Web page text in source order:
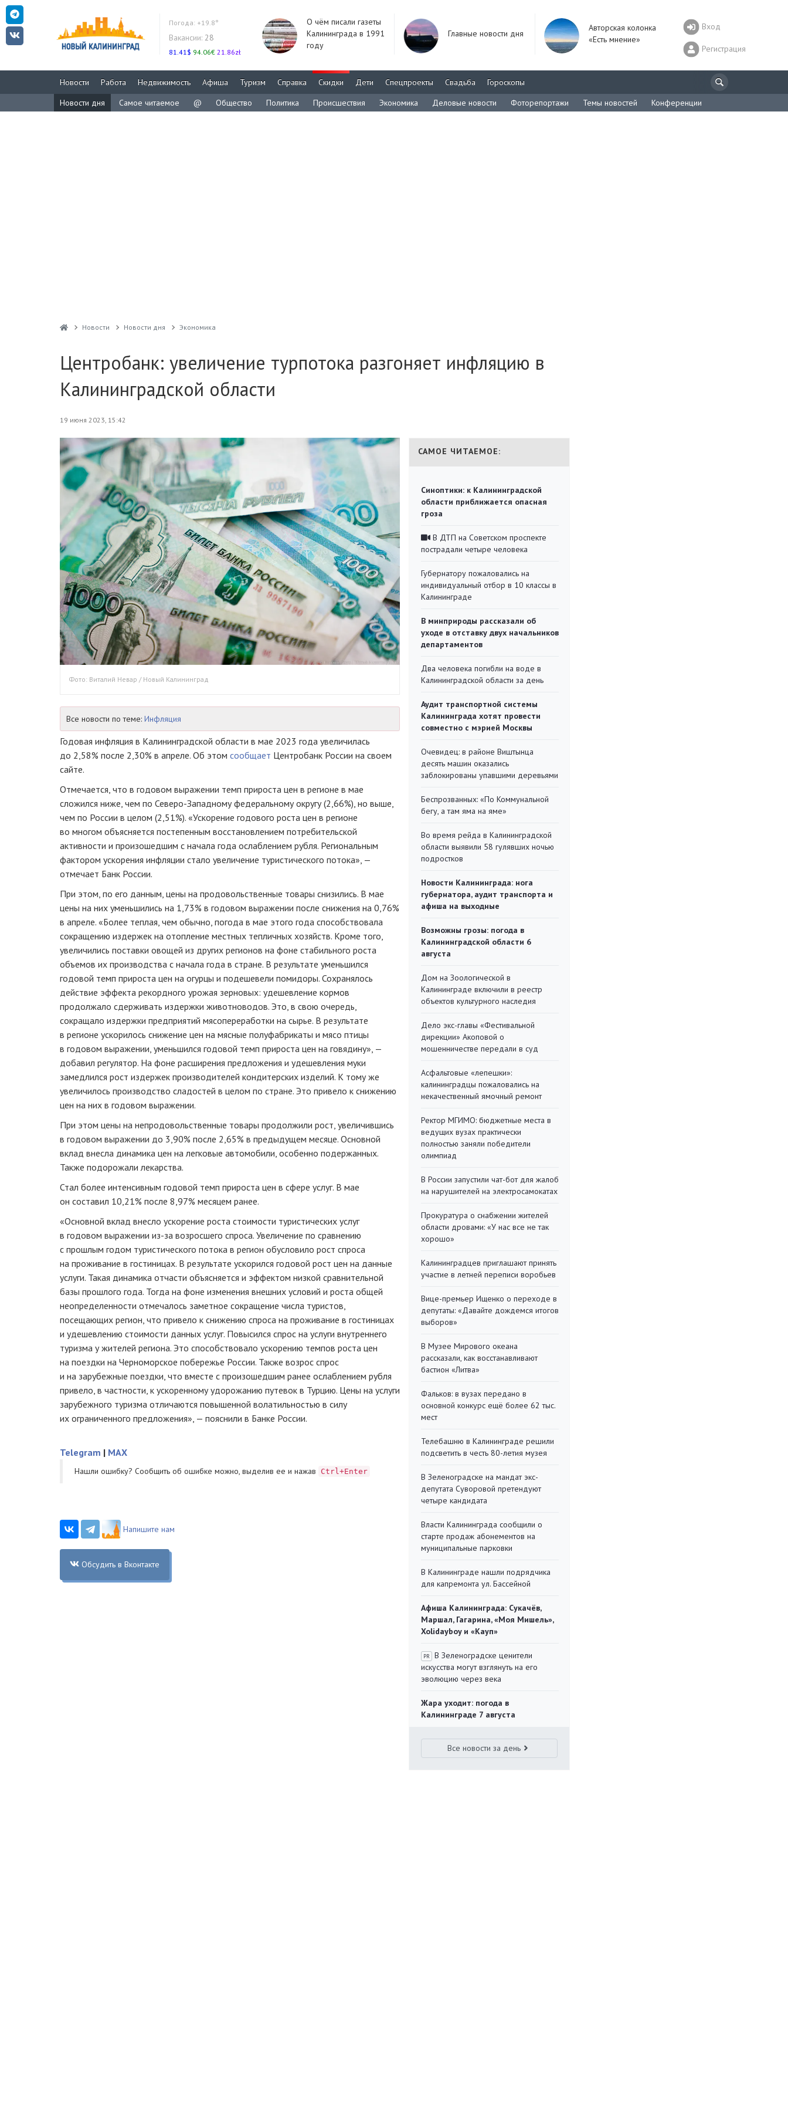
Погода: +19.8°
Вакансии: 28
81.41$ 94.06€ 21.86zł
О чём писали газеты
Калининграда в 1991
году
Главные новости дня
Авторская колонка
«Есть мнение»
Вход
Регистрация
Новости Работа Недвижимость Афиша Туризм Справка Скидки Дети Спецпроекты Свадьба
Гороскопы
Новости дня
Самое читаемое @ Общество Политика Происшествия Экономика Деловые новости Фоторепортажи Темы новостей Конференции
Новости Новости дня Экономика
Центробанк: увеличение турпотока разгоняет инфляцию в
Калининградской области
19 июня 2023, 15:42
Фото: Виталий Невар / Новый Калининград
Все новости по теме: Инфляция
Годовая инфляция в Калининградской области в мае 2023 года увеличилась
до 2,58% после 2,30% в апреле. Об этом сообщает Центробанк России на своем
сайте.
Отмечается, что в годовом выражении темп прироста цен в регионе в мае
сложился ниже, чем по Северо-Западному федеральному округу (2,66%), но выше,
чем по России в целом (2,51%). «Ускорение годового роста цен в регионе
во многом объясняется постепенным восстановлением потребительской
активности и произошедшим с начала года ослаблением рубля. Региональным
фактором ускорения инфляции стало увеличение туристического потока», —
отмечает Банк России.
При этом, по его данным, цены на продовольственные товары снизились. В мае
цены на них уменьшились на 1,73% в годовом выражении после снижения на 0,76%
в апреле. «Более теплая, чем обычно, погода в мае этого года способствовала
сокращению издержек на отопление местных тепличных хозяйств. Кроме того,
увеличились поставки овощей из других регионов на фоне стабильного роста
объемов их производства с начала года в стране. В результате уменьшился
годовой темп прироста цен на огурцы и подешевели помидоры. Сохранялось
действие эффекта рекордного урожая зерновых: удешевление кормов
продолжало сдерживать издержки животноводов. Это, в свою очередь,
сокращало издержки предприятий мясопереработки на сырье. В результате
в регионе ускорилось снижение цен на мясные полуфабрикаты и мясо птицы
в годовом выражении, уменьшился годовой темп прироста цен на говядину», —
добавил регулятор. На фоне расширения предложения и удешевления муки
замедлился рост издержек производителей кондитерских изделий. К тому же
увеличилось производство сладостей в целом по стране. Это привело к снижению
цен на них в годовом выражении.
При этом цены на непродовольственные товары продолжили рост, увеличившись
в годовом выражении до 3,90% после 2,65% в предыдущем месяце. Основной
вклад внесла динамика цен на легковые автомобили, особенно подержанных.
Также подорожали лекарства.
Стал более интенсивным годовой темп прироста цен в сфере услуг. В мае
он составил 10,21% после 8,97% месяцем ранее.
«Основной вклад внесло ускорение роста стоимости туристических услуг
в годовом выражении из-за возросшего спроса. Увеличение по сравнению
с прошлым годом туристического потока в регион обусловило рост спроса
на проживание в гостиницах. В результате ускорился годовой рост цен на данные
услуги. Такая динамика отчасти объясняется и эффектом низкой сравнительной
базы прошлого года. Тогда на фоне изменения внешних условий и роста общей
неопределенности отмечалось заметное сокращение числа туристов,
посещающих регион, что привело к снижению спроса на проживание в гостиницах
и удешевлению стоимости данных услуг. Повысился спрос на услуги внутреннего
туризма у жителей региона. Это способствовало ускорению темпов роста цен
на поездки на Черноморское побережье России. Также возрос спрос
и на зарубежные поездки, что вместе с произошедшим ранее ослаблением рубля
привело, в частности, к ускоренному удорожанию путевок в Турцию. Цены на услуги
зарубежного туризма отличаются повышенной волатильностью в силу
их ограниченного предложения», — пояснили в Банке России.
Telegram | MAX
Нашли ошибку? Cообщить об ошибке можно, выделив ее и нажав Ctrl+Enter
Напишите нам
Обсудить в Вконтакте
САМОЕ ЧИТАЕМОЕ:
Синоптики: к Калининградской
области приближается опасная
гроза
В ДТП на Советском проспекте
пострадали четыре человека
Губернатору пожаловались на
индивидуальный отбор в 10 классы в
Калининграде
В минприроды рассказали об
уходе в отставку двух начальников
департаментов
Два человека погибли на воде в
Калининградской области за день
Аудит транспортной системы
Калининграда хотят провести
совместно с мэрией Москвы
Очевидец: в районе Виштынца
десять машин оказались
заблокированы упавшими деревьями
Беспрозванных: «По Коммунальной
бегу, а там яма на яме»
Во время рейда в Калининградской
области выявили 58 гулявших ночью
подростков
Новости Калининграда: нога
губернатора, аудит транспорта и
афиша на выходные
Возможны грозы: погода в
Калининградской области 6
августа
Дом на Зоологической в
Калининграде включили в реестр
объектов культурного наследия
Дело экс-главы «Фестивальной
дирекции» Акоповой о
мошенничестве передали в суд
Асфальтовые «лепешки»:
калининградцы пожаловались на
некачественный ямочный ремонт
Ректор МГИМО: бюджетные места в
ведущих вузах практически
полностью заняли победители
олимпиад
В России запустили чат-бот для жалоб
на нарушителей на электросамокатах
Прокуратура о снабжении жителей
области дровами: «У нас все не так
хорошо»
Калининградцев приглашают принять
участие в летней переписи воробьев
Вице-премьер Ищенко о переходе в
депутаты: «Давайте дождемся итогов
выборов»
В Музее Мирового океана
рассказали, как восстанавливают
бастион «Литва»
Фальков: в вузах передано в
основной конкурс ещё более 62 тыс.
мест
Телебашню в Калининграде решили
подсветить в честь 80-летия музея
В Зеленоградске на мандат экс-
депутата Суворовой претендуют
четыре кандидата
Власти Калининграда сообщили о
старте продаж абонементов на
муниципальные парковки
В Калининграде нашли подрядчика
для капремонта ул. Бассейной
Афиша Калининграда: Сукачёв,
Маршал, Гагарина, «Моя Мишель»,
Xolidayboy и «Кауп»
PR
В Зеленоградске ценители
искусства могут взглянуть на его
эволюцию через века
Жара уходит: погода в
Калининграде 7 августа
Все новости за день